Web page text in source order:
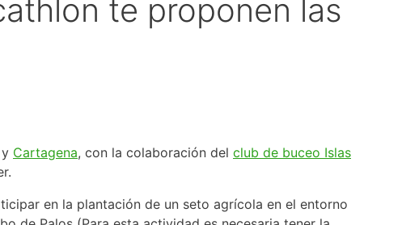
te proponen las
Cartagena, con la colaboración del club de buceo Islas
en la plantación de un seto agrícola en el entorno